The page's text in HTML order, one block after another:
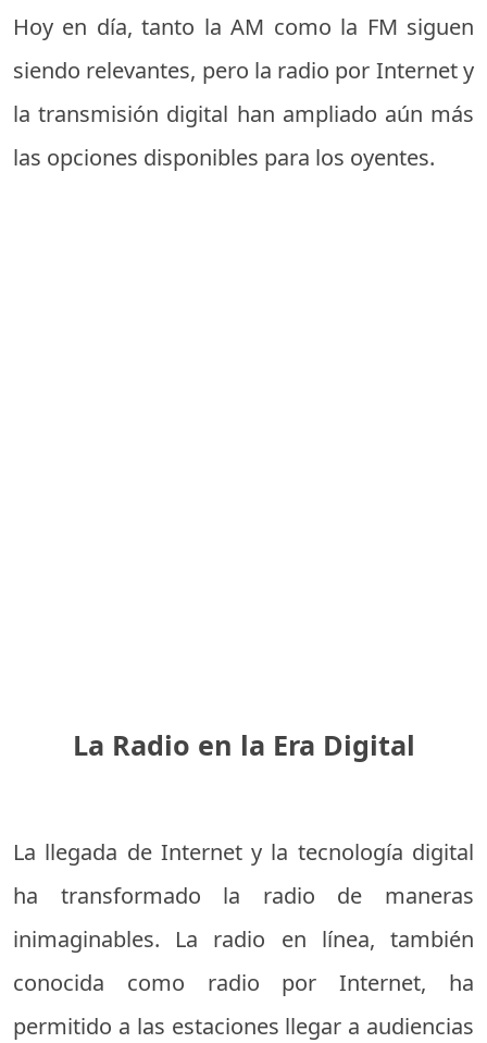
Hoy en día, tanto la AM como la FM siguen
siendo relevantes, pero la radio por Internet y
la transmisión digital han ampliado aún más
las opciones disponibles para los oyentes.
La Radio en la Era Digital
La llegada de Internet y la tecnología digital
ha transformado la radio de maneras
inimaginables. La radio en línea, también
conocida como radio por Internet, ha
permitido a las estaciones llegar a audiencias